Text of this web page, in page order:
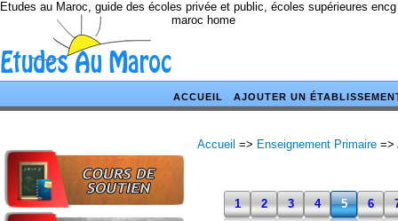
Etudes au Maroc, guide des écoles privée et public, écoles supérieures
maroc home
ACCUEIL AJOUTER UN
Accueil => Enseignement Primaire =>
1 2 3 4 5 6